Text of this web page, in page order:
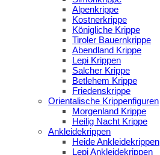
Alpenkrippe
Kostnerkrippe
Königliche Krippe
Tiroler Bauernkrippe
Abendland Krippe
Lepi Krippen
Salcher Krippe
Betlehem Krippe
Friedenskrippe
Orientalische Krippenfiguren
Morgenland Krippe
Heilig Nacht Krippe
Ankleidekrippen
Heide Ankleidekrippen
Lepi Ankleidekrippen